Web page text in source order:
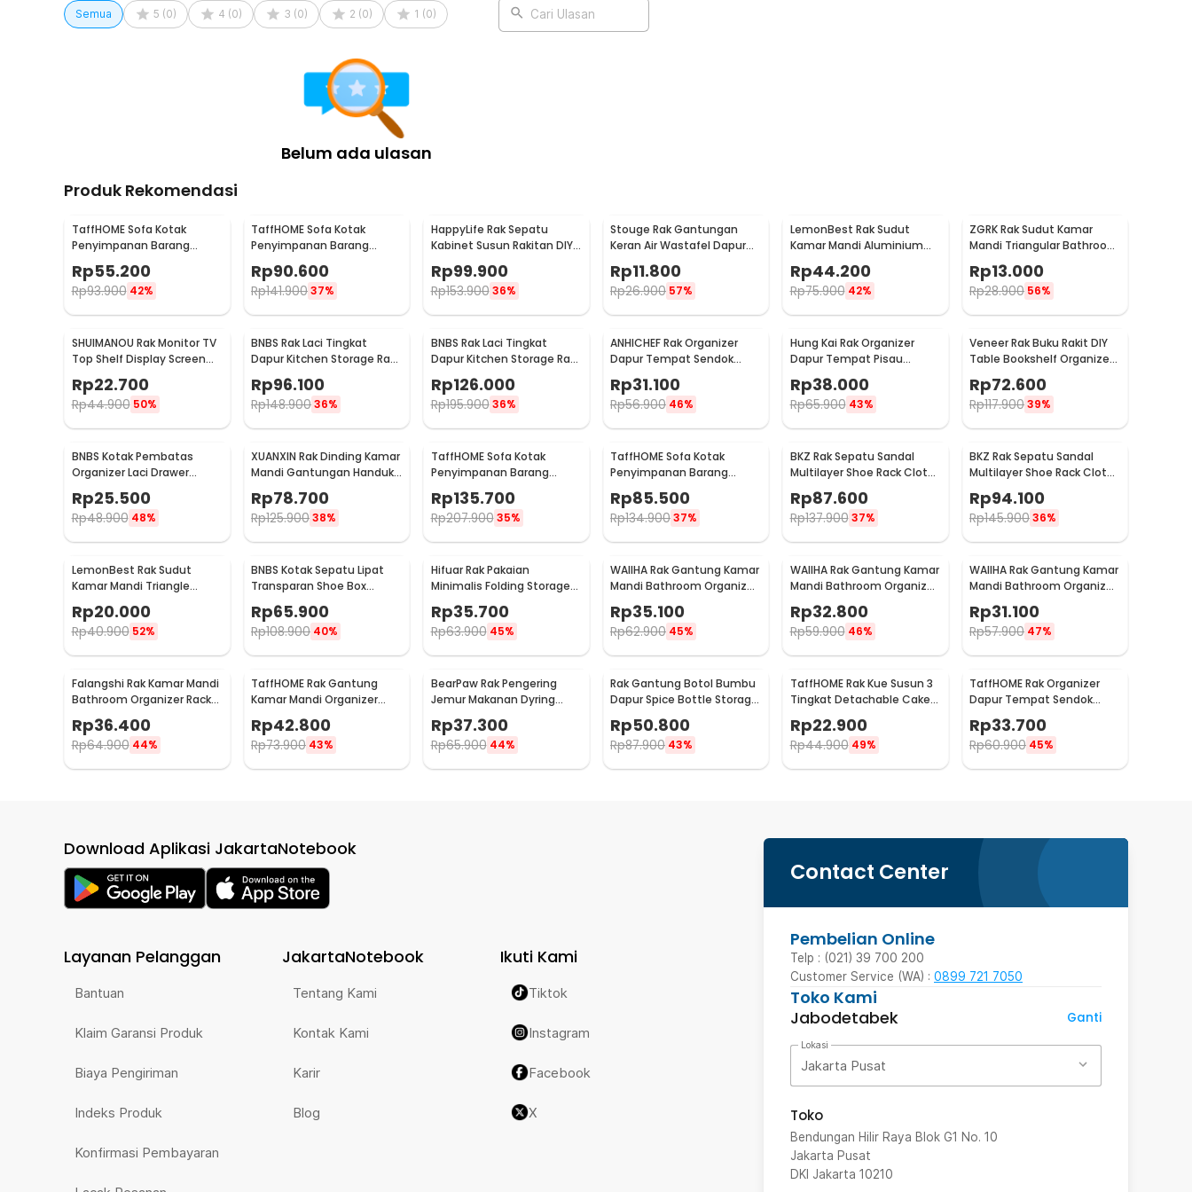
Semua 5 (0) 4 (0) 3 (0) 2 (0) 1 (0) Cari Ulasan
Belum ada ulasan
Produk Rekomendasi
TaffHOME Sofa Kotak
Penyimpanan Barang
30x30x30cm - L170
Rp55.200
Rp93.900 42%
TaffHOME Sofa Kotak
Penyimpanan Barang
Foldable Storage Box
48x30x30cm - L170
Rp90.600
Rp141.90037%
HappyLife Rak Sepatu
Kabinet Susun Rakitan DIY -
Rp99.900
Rp153.900 36%
Stouge Rak Gantungan
Keran Air Wastafel Dapur
Organizer - PXM19
Rp11.800
Rp26.900 57%
LemonBest Rak Sudut
Kamar Mandi Aluminium
G48
Rp44.200
Rp75.900 42%
ZGRK Rak Sudut Kamar
Mandi Triangular Bathroom
Corner Shelf Plastik - ST145
Rp13.000
Rp28.900 56%
SHUIMANOU Rak Monitor TV
Top Shelf Display Screen
Rp22.700
Rp44.900 50%
BNBS Rak Laci Tingkat
Dapur Kitchen Storage Rack
3 - BN-2713 / BN-2714
Rp96.100
Rp148.90036%
BNBS Rak Laci Tingkat
Dapur Kitchen Storage Rack
4 - BN-2713 / BN-2714
Rp126.000
Rp195.900 36%
ANHICHEF Rak Organizer
Dapur Tempat Sendok
Garpu Tableware Storage
Box - PP23
Rp31.100
Rp56.900 46%
Hung Kai Rak Organizer
Dapur Tempat Pisau
Cutlery Storage Box - PP23
Rp38.000
Rp65.900 43%
Veneer Rak Buku Rakit DIY
Table Bookshelf Organizer
Kayu 50x17x34.5cm -
ZW404
Rp72.600
Rp117.90039%
BNBS Kotak Pembatas
Organizer Laci Drawer
HJ1992
Rp25.500
Rp48.900 48%
XUANXIN Rak Dinding Kamar
Mandi Gantungan Handuk
Double Layer - B04-1
Rp78.700
Rp125.90038%
TaffHOME Sofa Kotak
Penyimpanan Barang
Foldable Storage Box
76x38x36.5cm - L1705
Rp135.700
Rp207.900 35%
TaffHOME Sofa Kotak
Penyimpanan Barang
Foldable Storage Box
38x38x36.5cm - L1705
Rp85.500
Rp134.90037%
BKZ Rak Sepatu Sandal
Multilayer Shoe Rack Cloth
Storage 7 Layer - F10
Rp87.600
Rp137.900 37%
BKZ Rak Sepatu Sandal
Multilayer Shoe Rack Cloth
Rp94.100
Rp145.90036%
LemonBest Rak Sudut
Kamar Mandi Triangle
Steel - G49
Rp20.000
Rp40.900 52%
BNBS Kotak Sepatu Lipat
Transparan Shoe Box
Organizer 6 PCS Size L -
LF010
Rp65.900
Rp108.900 40%
Hifuar Rak Pakaian
Minimalis Folding Storage
Box 95x33x14cm - HR01
Rp35.700
Rp63.900 45%
WAIIHA Rak Gantung Kamar
Mandi Bathroom Organizer
Rack Stainless Steel L - W21
Rp35.100
Rp62.900 45%
WAIIHA Rak Gantung Kamar
Mandi Bathroom Organizer
Rack Stainless Steel M -
W21
Rp32.800
Rp59.900 46%
WAIIHA Rak Gantung Kamar
Mandi Bathroom Organizer
Rack Stainless Steel S - W21
Rp31.100
Rp57.900 47%
Falangshi Rak Kamar Mandi
Bathroom Organizer Rack
Shower Aluminium -
WB8007
Rp36.400
Rp64.900 44%
TaffHOME Rak Gantung
Kamar Mandi Organizer
Storage Rack - 1P
Rp42.800
Rp73.900 43%
BearPaw Rak Pengering
Jemur Makanan Dyring
Mesh Net 4 Layer S - G58
Rp37.300
Rp65.900 44%
Rak Gantung Botol Bumbu
Dapur Spice Bottle Storage
Rack 3 Slot - E2006
Rp50.800
Rp87.900 43%
TaffHOME Rak Kue Susun 3
Tingkat Detachable Cake
Rp22.900
Rp44.900 49%
TaffHOME Rak Organizer
Dapur Tempat Sendok
Garpu 2 Box - LL251
Rp33.700
Rp60.900 45%
Contact Center
Pembelian Online
Telp : (021) 39 700 200
Customer Service (WA) : 0899 721 7050
Toko Kami
Jabodetabek
Ganti
Lokasi
Jakarta Pusat
Toko
Bendungan Hilir Raya Blok G1 No. 10
Jakarta Pusat
DKI Jakarta 10210
Download Aplikasi JakartaNotebook
Layanan Pelanggan
Bantuan
Klaim Garansi Produk
Biaya Pengiriman
Indeks Produk
Konfirmasi Pembayaran
JakartaNotebook
Tentang Kami
Kontak Kami
Karir
Blog
Ikuti Kami
Tiktok
Instagram
Facebook
X